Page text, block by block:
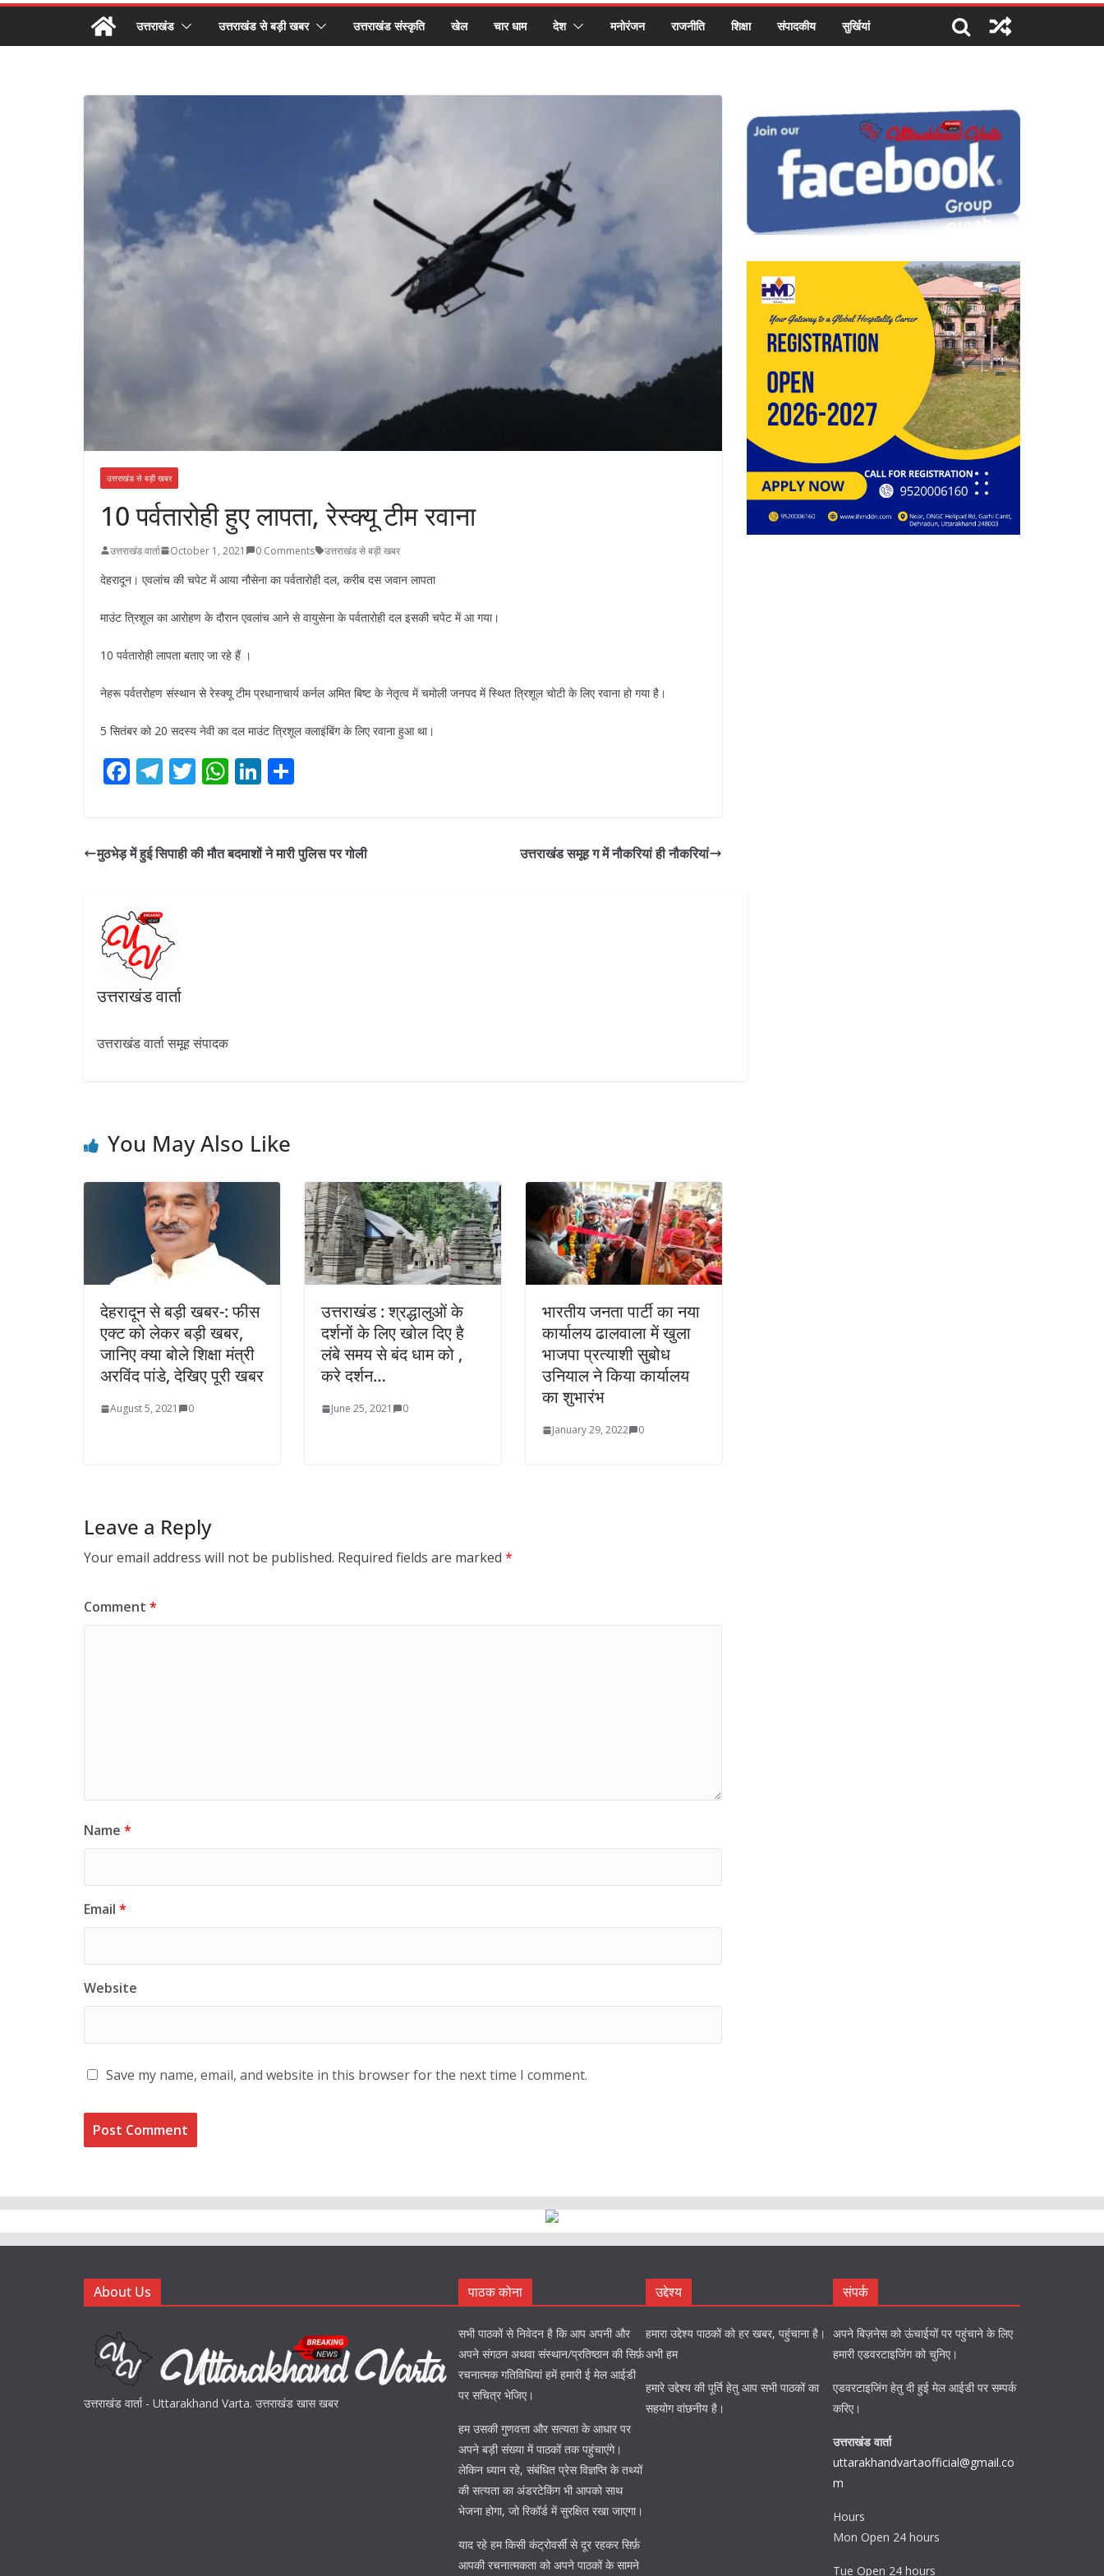
उत्तराखंड उत्तराखंड से बड़ी खबर उत्तराखंड संस्कृति खेल चार धाम देश मनोरंजन राजनीति शिक्षा संपादकीय सुर्खियां
उत्तराखंड से बड़ी खबर
10 पर्वतारोही हुए लापता, रेस्क्यू टीम रवाना
उत्तराखंड वार्ता October 1, 2021 0 Comments उत्तराखंड से बड़ी खबर
देहरादून। एवलांच की चपेट में आया नौसेना का पर्वतारोही दल, करीब दस जवान लापता
माउंट त्रिशूल का आरोहण के दौरान एवलांच आने से वायुसेना के पर्वतारोही दल इसकी चपेट में आ गया।
10 पर्वतारोही लापता बताए जा रहे हैं ।
नेहरू पर्वतरोहण संस्थान से रेस्क्यू टीम प्रधानाचार्य कर्नल अमित बिष्ट के नेतृत्व में चमोली जनपद में स्थित त्रिशूल चोटी के लिए रवाना हो गया है।
5 सितंबर को 20 सदस्य नेवी का दल माउंट त्रिशूल क्लाइंबिंग के लिए रवाना हुआ था।
F
b
o
k
T
gr
T
er
W
s
Li
e e
मुठभेड़ में हुई सिपाही की मौत बदमाशों ने मारी पुलिस पर गोली उत्तराखंड समूह ग में नौकरियां ही नौकरियां
उत्तराखंड वार्ता
उत्तराखंड वार्ता समूह संपादक
You May Also Like
देहरादून से बड़ी खबर-: फीस
एक्ट को लेकर बड़ी खबर,
जानिए क्या बोले शिक्षा मंत्री
अरविंद पांडे, देखिए पूरी खबर
August 5, 2021 0
उत्तराखंड : श्रद्धालुओं के
दर्शनों के लिए खोल दिए है
लंबे समय से बंद धाम को ,
करे दर्शन…
June 25, 2021 0
भारतीय जनता पार्टी का नया
कार्यालय ढालवाला में खुला
भाजपा प्रत्याशी सुबोध
उनियाल ने किया कार्यालय
का शुभारंभ
January 29, 2022 0
Leave a Reply
Your email address will not be published. Required fields are marked *
Comment *
Name *
Email *
Website
Save my name, email, and website in this browser for the next time I comment.
About Us
उत्तराखंड वार्ता - Uttarakhand Varta. उत्तराखंड खास खबर
पाठक कोना
सभी पाठकों से निवेदन है कि आप अपनी और
अपने संगठन अथवा संस्थान/प्रतिष्ठान की सिर्फ़
रचनात्मक गतिविधियां हमें हमारी ई मेल आईडी
पर सचित्र भेजिए।
हम उसकी गुणवत्ता और सत्यता के आधार पर
अपने बड़ी संख्या में पाठकों तक पहुंचाएंगे।
लेकिन ध्यान रहे, संबंधित प्रेस विज्ञप्ति के तथ्यों
की सत्यता का अंडरटेकिंग भी आपको साथ
भेजना होगा, जो रिकॉर्ड में सुरक्षित रखा जाएगा।
याद रहे हम किसी कंट्रोवर्सी से दूर रहकर सिर्फ़
आपकी रचनात्मकता को अपने पाठकों के सामने
उद्देश्य
हमारा उद्देश्य पाठकों को हर खबर, पहुंचाना है।
अभी हम
हमारे उद्देश्य की पूर्ति हेतु आप सभी पाठकों का
सहयोग वांछनीय है।
संपर्क
अपने बिज़नेस को ऊंचाईयों पर पहुंचाने के लिए
हमारी एडवरटाइजिंग को चुनिए।
एडवरटाइजिंग हेतु दी हुई मेल आईडी पर सम्पर्क
करिए।
उत्तराखंड वार्ता
uttarakhandvartaofficial@gmail.co
m
Hours
Mon Open 24 hours
Tue Open 24 hours